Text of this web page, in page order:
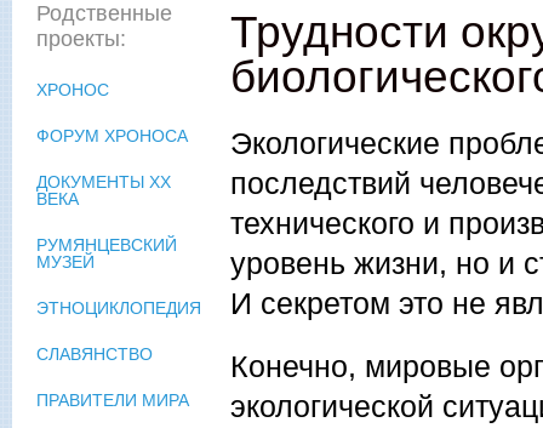
Трудности
Экологические
последствий
технического и
уровень жизни, но и
И секретом это не
Конечно, мировые
экологической
Родственные
проекты:
ХРОНОС
ФОРУМ ХРОНОСА
ДОКУМЕНТЫ XX
ВЕКА
РУМЯНЦЕВСКИЙ
МУЗЕЙ
ЭТНОЦИКЛОПЕДИЯ
СЛАВЯНСТВО
ПРАВИТЕЛИ МИРА